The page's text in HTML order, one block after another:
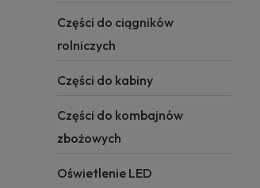
Części do ciągników
rolniczych
Części do kabiny
Części do kombajnów
zbożowych
Oświetlenie LED